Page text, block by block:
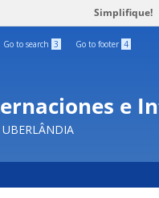
Simplifique!
Go to search 3 Go to footer 4
e